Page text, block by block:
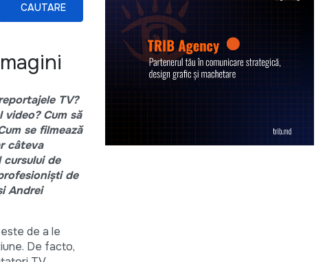
CAUTARE
TV?
Cum să
se filmează
câteva
de
de
Andrei
de a le
De facto,